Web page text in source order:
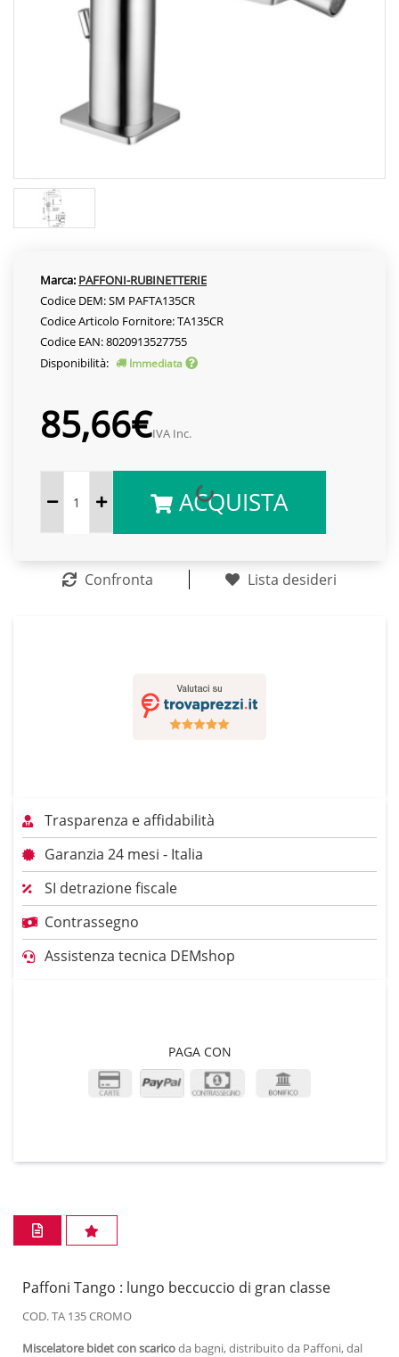
Marca: PAFFONI-RUBINETTERIE
Codice DEM: SM PAFTA135CR
Codice Articolo Fornitore: TA135CR
Codice EAN: 8020913527755
Disponibilità:
Immediata
85,66€IVA Inc.
ACQUISTA
Confronta Lista desideri
Trasparenza e affidabilità
Garanzia 24 mesi - Italia
SI detrazione fiscale
Contrassegno
Assistenza tecnica DEMshop
PAGA CON
Paffoni Tango : lungo beccuccio di gran classe
COD. TA 135 CROMO
Miscelatore bidet con scaricoda bagni, distribuito da Paffoni, dal